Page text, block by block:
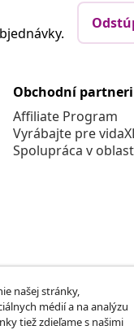
Obchodní partneri
Affiliate Program
Vyrábajte pre
Spolupráca v
našej stránky,
médií a na analýzu
tiež zdieľame s našimi